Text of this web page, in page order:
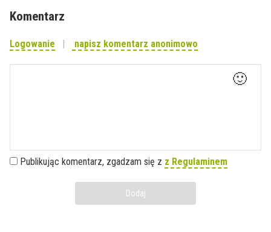
Komentarz
Logowanie napisz komentarz anonimowo
🙂
Publikując komentarz, zgadzam się z z Regulaminem
Dodaj